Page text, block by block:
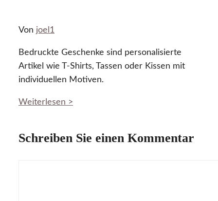
Von joel1
Bedruckte Geschenke sind personalisierte
Artikel wie T-Shirts, Tassen oder Kissen mit
individuellen Motiven.
Weiterlesen >
Schreiben Sie einen Kommentar